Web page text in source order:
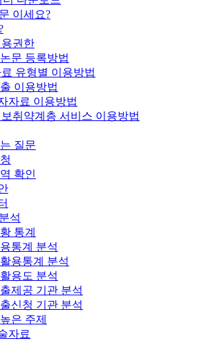
이세요?
용권한
문 등록방법
료 유형별 이용방법
이용방법
자료 이용방법
보취약계층 서비스 이용방법
질문
확인
석
통계
통계 분석
용통계 분석
용도 분석
제공 기관 분석
신청 기관 분석
은 주제
자료